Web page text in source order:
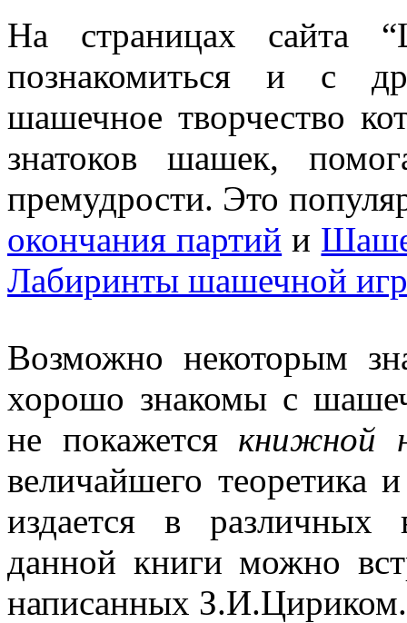
На страницах сайта
познакомиться и с
шашечное творчество
знатоков шашек,
премудрости. Это
окончания партий и
Лабиринты шашечной
Возможно некоторым
хорошо знакомы с
не покажется книжной
величайшего теоретика
издается в различных
данной книги можно
написанных З.И.Цириком.